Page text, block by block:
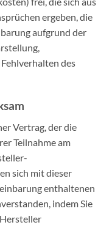
ergeben, die
aufgrund der
des
Vertrag, der die
Teilnahme am
sich mit dieser
enthaltenen
indem Sie